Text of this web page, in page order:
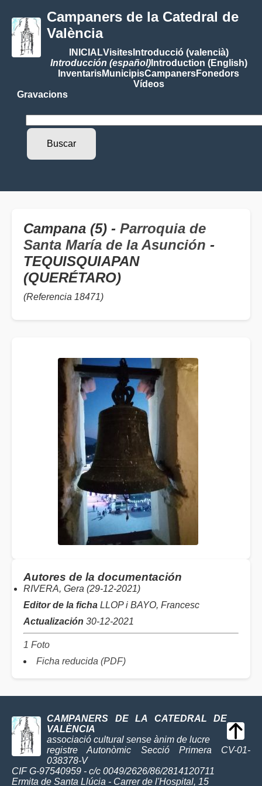
Campaners de la Catedral de
València
INICIALVisitesIntroducció (valencià)
Introducción (español)Introduction (English)
InventarisMunicipisCampanersFonedors
Vídeos
Gravacions
Campana (5) - Parroquia de
Santa María de la Asunción -
TEQUISQUIAPAN
(QUERÉTARO)
(Referencia 18471)
Autores de la documentación
RIVERA, Gera (29-12-2021)
Editor de la ficha LLOP i BAYO, Francesc
Actualización 30-12-2021
1 Foto
Ficha reducida (PDF)
CAMPANERS DE LA CATEDRAL DE
VALÈNCIA
associació cultural sense ànim de lucre
registre Autonòmic Secció Primera CV-01-
038378-V
CIF G-97540959 - c/c 0049/2626/86/2814120711
Ermita de Santa Llúcia - Carrer de l'Hospital, 15